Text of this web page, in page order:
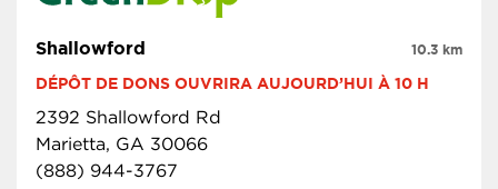
Shallowford
DÉPÔT DE DONS OUVRIRA AUJOURD’HUI À 10 H
2392 Shallowford Rd
Marietta, GA 30066
(888) 944-3767
10.3 km